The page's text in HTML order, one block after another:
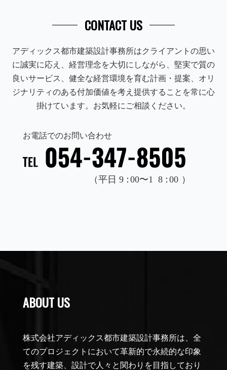
CONTACT US
アディックス都市建築設計事務所はクライアントの思い
に誠実に応え、経営理念を大切にしながら、堅実で質の
良いサービス、健全な経営環境を育む計画・提案、オリ
ジナリティのある付加価値を考え提供することを常に心
掛けています。お気軽にご相談ください。
お電話でのお問い合わせ
ABOUT US
株式会社アディックス都市建築設計事務所は、全
てのプロジェクトにおいて革新的で永続的な印象
を残す建築、設計で人々と関わりを目指しており